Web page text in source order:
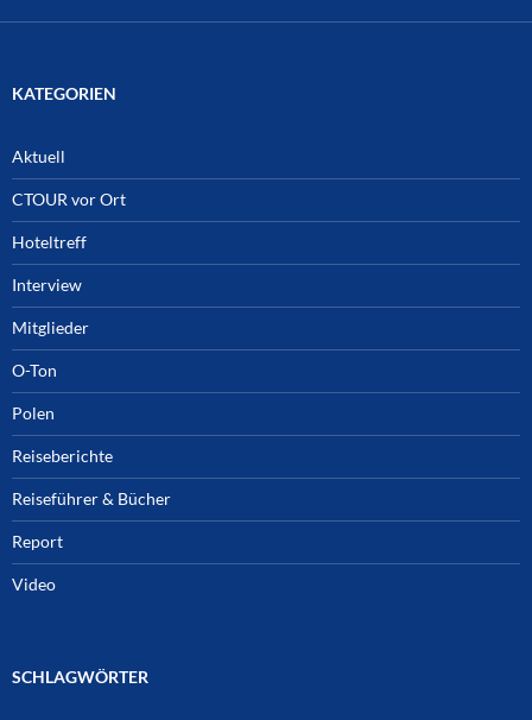
KATEGORIEN
Aktuell
CTOUR vor Ort
Hoteltreff
Interview
Mitglieder
O-Ton
Polen
Reiseberichte
Reiseführer & Bücher
Report
Video
SCHLAGWÖRTER